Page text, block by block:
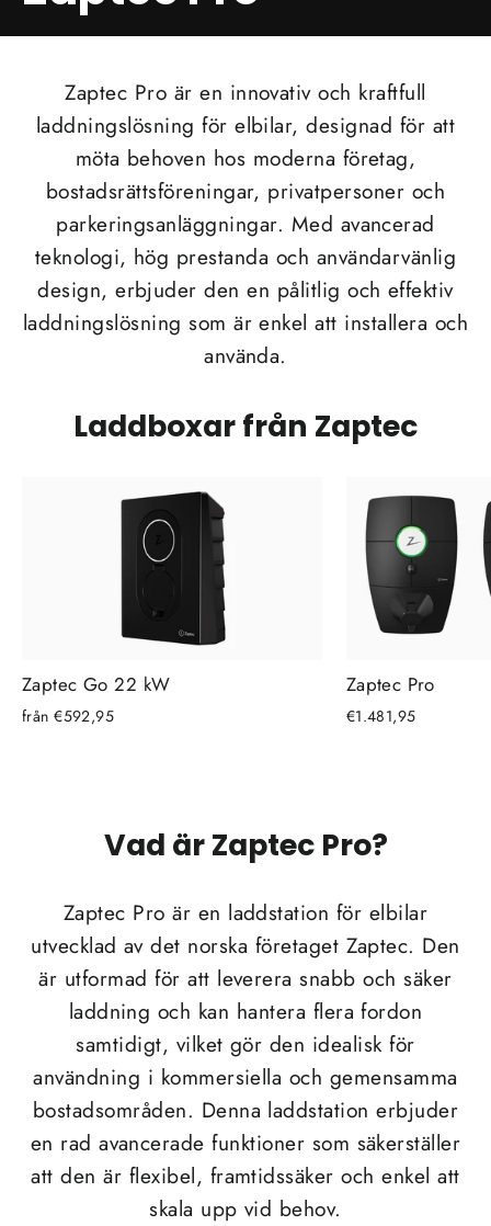
Zaptec Pro är en innovativ och kraftfull
laddningslösning för elbilar, designad för att
möta behoven hos moderna företag,
bostadsrättsföreningar, privatpersoner och
parkeringsanläggningar. Med avancerad
teknologi, hög prestanda och användarvänlig
design, erbjuder den en pålitlig och effektiv
laddningslösning som är enkel att installera och
använda.
Laddboxar från Zaptec
Zaptec Go 22 kW
från €592,95
Zaptec Pro
€1.481,95
Vad är Zaptec Pro?
Zaptec Pro är en laddstation för elbilar
utvecklad av det norska företaget Zaptec. Den
är utformad för att leverera snabb och säker
laddning och kan hantera flera fordon
samtidigt, vilket gör den idealisk för
användning i kommersiella och gemensamma
bostadsområden. Denna laddstation erbjuder
en rad avancerade funktioner som säkerställer
att den är flexibel, framtidssäker och enkel att
skala upp vid behov.